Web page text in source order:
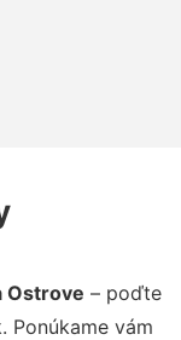
Ostrove – poďte
Ponúkame vám